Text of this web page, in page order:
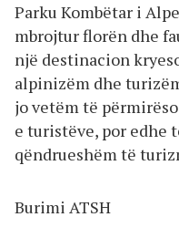
Parku Kombëtar i
mbrojtur florën dhe
një destinacion
alpinizëm dhe
jo vetëm të
e turistëve, por edhe
qëndrueshëm të
Burimi ATSH